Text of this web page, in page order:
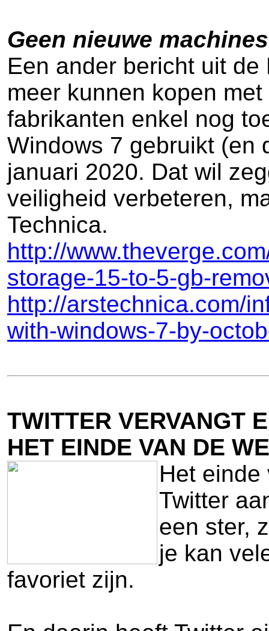
Geen nieuwe
Een ander bericht uit
meer kunnen kopen
fabrikanten enkel nog
Windows 7 gebruikt (en
januari 2020. Dat wil
veiligheid verbeteren,
Technica.
http://
storage-15-to-5-gb-
http://arstechnica.com/
with-windows-7-by-
TWITTER VERVANGT
HET EINDE VAN DE
Het
Twitter
een ster,
je kan
favoriet zijn.